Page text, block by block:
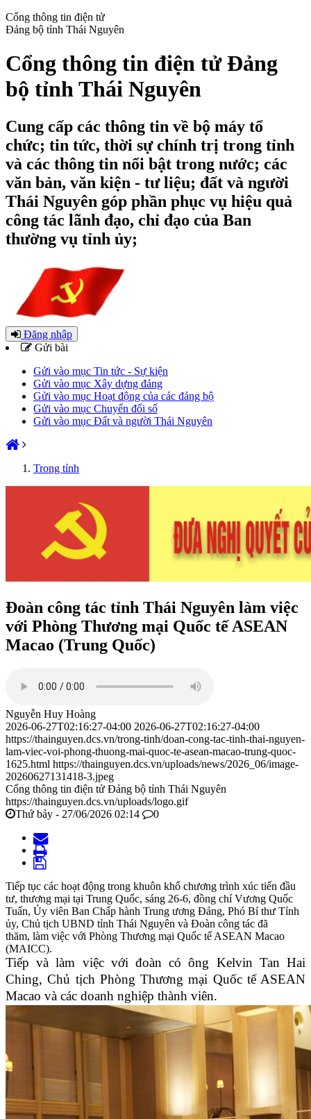
Cổng thông tin điện tử
Đảng bộ tỉnh Thái Nguyên
Cổng thông tin điện tử Đảng
bộ tỉnh Thái Nguyên
Cung cấp các thông tin về bộ máy tổ
chức; tin tức, thời sự chính trị trong tỉnh
và các thông tin nổi bật trong nước; các
văn bản, văn kiện - tư liệu; đất và người
Thái Nguyên góp phần phục vụ hiệu quả
công tác lãnh đạo, chỉ đạo của Ban
thường vụ tỉnh ủy;
Đăng nhập
Gửi bài
Gửi vào mục Tin tức - Sự kiện
Gửi vào mục Xây dựng đảng
Gửi vào mục Hoạt động của các đảng bộ
Gửi vào mục Chuyển đổi số
Gửi vào mục Đất và người Thái Nguyên
Trong tỉnh
Đoàn công tác tỉnh Thái Nguyên làm việc
với Phòng Thương mại Quốc tế ASEAN
Macao (Trung Quốc)
Nguyễn Huy Hoàng
2026-06-27T02:16:27-04:00 2026-06-27T02:16:27-04:00
https://thainguyen.dcs.vn/trong-tinh/doan-cong-tac-tinh-thai-nguyen-
lam-viec-voi-phong-thuong-mai-quoc-te-asean-macao-trung-quoc-
1625.html https://thainguyen.dcs.vn/uploads/news/2026_06/image-
20260627131418-3.jpeg
Cổng thông tin điện tử Đảng bộ tỉnh Thái Nguyên
https://thainguyen.dcs.vn/uploads/logo.gif
Thứ bảy - 27/06/2026 02:14
0
Tiếp tục các hoạt động trong khuôn khổ chương trình xúc tiến đầu
tư, thương mại tại Trung Quốc, sáng 26-6, đồng chí Vương Quốc
Tuấn, Ủy viên Ban Chấp hành Trung ương Đảng, Phó Bí thư Tỉnh
ủy, Chủ tịch UBND tỉnh Thái Nguyên và Đoàn công tác đã
thăm, làm việc với Phòng Thương mại Quốc tế ASEAN Macao
(MAICC).
Tiếp và làm việc với đoàn có ông Kelvin Tan Hai
Ching, Chủ tịch Phòng Thương mại Quốc tế ASEAN
Macao và các doanh nghiệp thành viên.